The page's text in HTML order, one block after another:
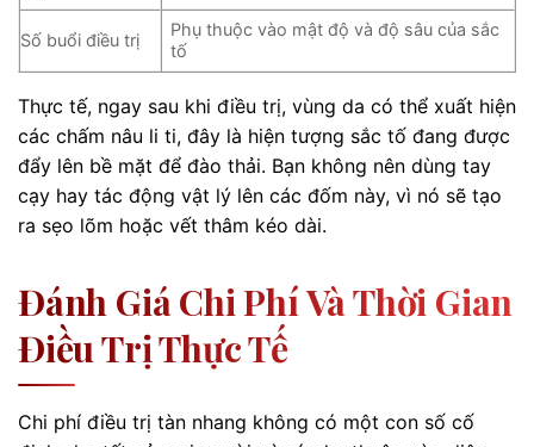
Số buổi điều trị
Phụ thuộc vào mật độ và độ sâu của sắc
tố
Thực tế, ngay sau khi điều trị, vùng da có thể xuất hiện
các chấm nâu li ti, đây là hiện tượng sắc tố đang được
đẩy lên bề mặt để đào thải. Bạn không nên dùng tay
cạy hay tác động vật lý lên các đốm này, vì nó sẽ tạo
ra sẹo lõm hoặc vết thâm kéo dài.
Đánh Giá Chi Phí Và Thời Gian
Điều Trị Thực Tế
Chi phí điều trị tàn nhang không có một con số cố